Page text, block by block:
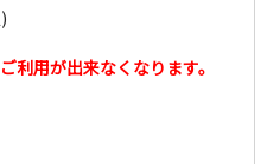
利用が出来なくなります。